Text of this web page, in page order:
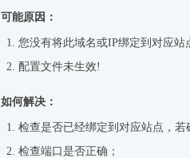
可能原因：
您没有将此域名或IP绑定到对应站
配置文件未生效!
如何解决：
检查是否已经绑定到对应站点，
检查端口是否正确；